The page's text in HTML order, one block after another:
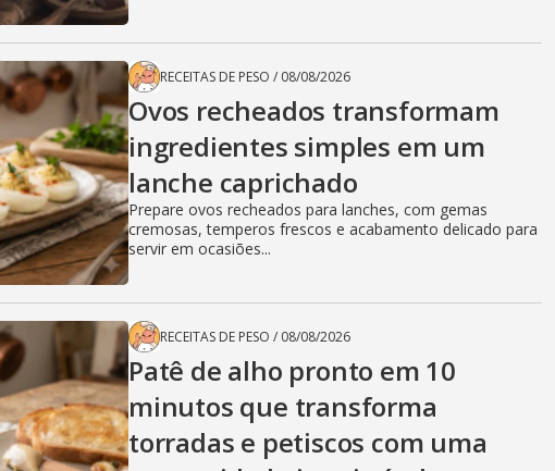
RECEITAS DE PESO / 08/08/2026
Ovos recheados transformam
ingredientes simples em um
lanche caprichado
Prepare ovos recheados para lanches, com gemas
cremosas, temperos frescos e acabamento delicado para
servir em ocasiões...
RECEITAS DE PESO / 08/08/2026
Patê de alho pronto em 10
minutos que transforma
torradas e petiscos com uma